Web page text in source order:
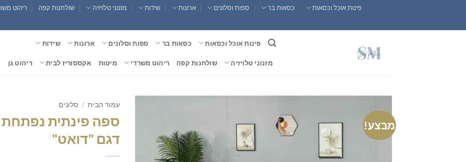
content
פינות אוכל וכסאות כסאות בר ספות וסלונים ארונות שידות מזנוני טלויזיה שולחנות קפה ריהוט
פינות אוכל וכסאות כסאות בר ספות וסלונים ארונות שידות
מזנוני טלויזיה שולחנות קפה ריהוט משרדי מיטות אקססוריז לבית ריהוט גן
מבצע!
עמוד הבית / סלונים
ספה פינתית
דגם "דואט"